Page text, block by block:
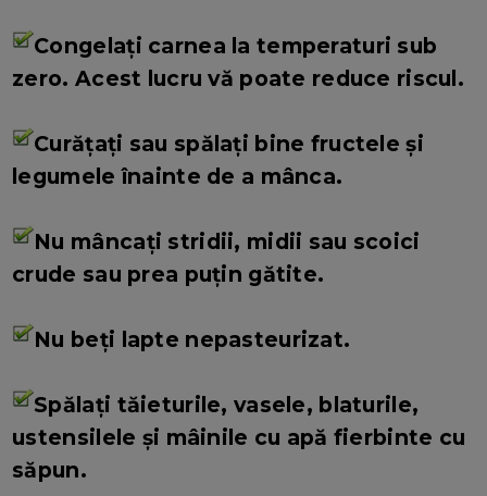
Congelați carnea la temperaturi sub
zero. Acest lucru vă poate reduce riscul.
Curățați sau spălați bine fructele și
legumele înainte de a mânca.
Nu mâncați stridii, midii sau scoici
crude sau prea puțin gătite.
Nu beți lapte nepasteurizat.
Spălați tăieturile, vasele, blaturile,
ustensilele și mâinile cu apă fierbinte cu
săpun.